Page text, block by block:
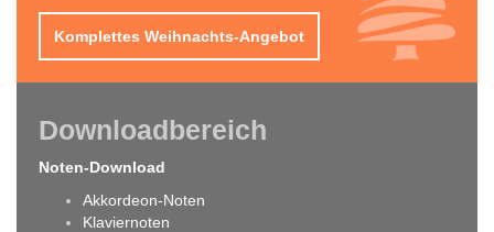
Komplettes Weihnachts-Angebot
Downloadbereich
Noten-Download
Akkordeon-Noten
Klaviernoten